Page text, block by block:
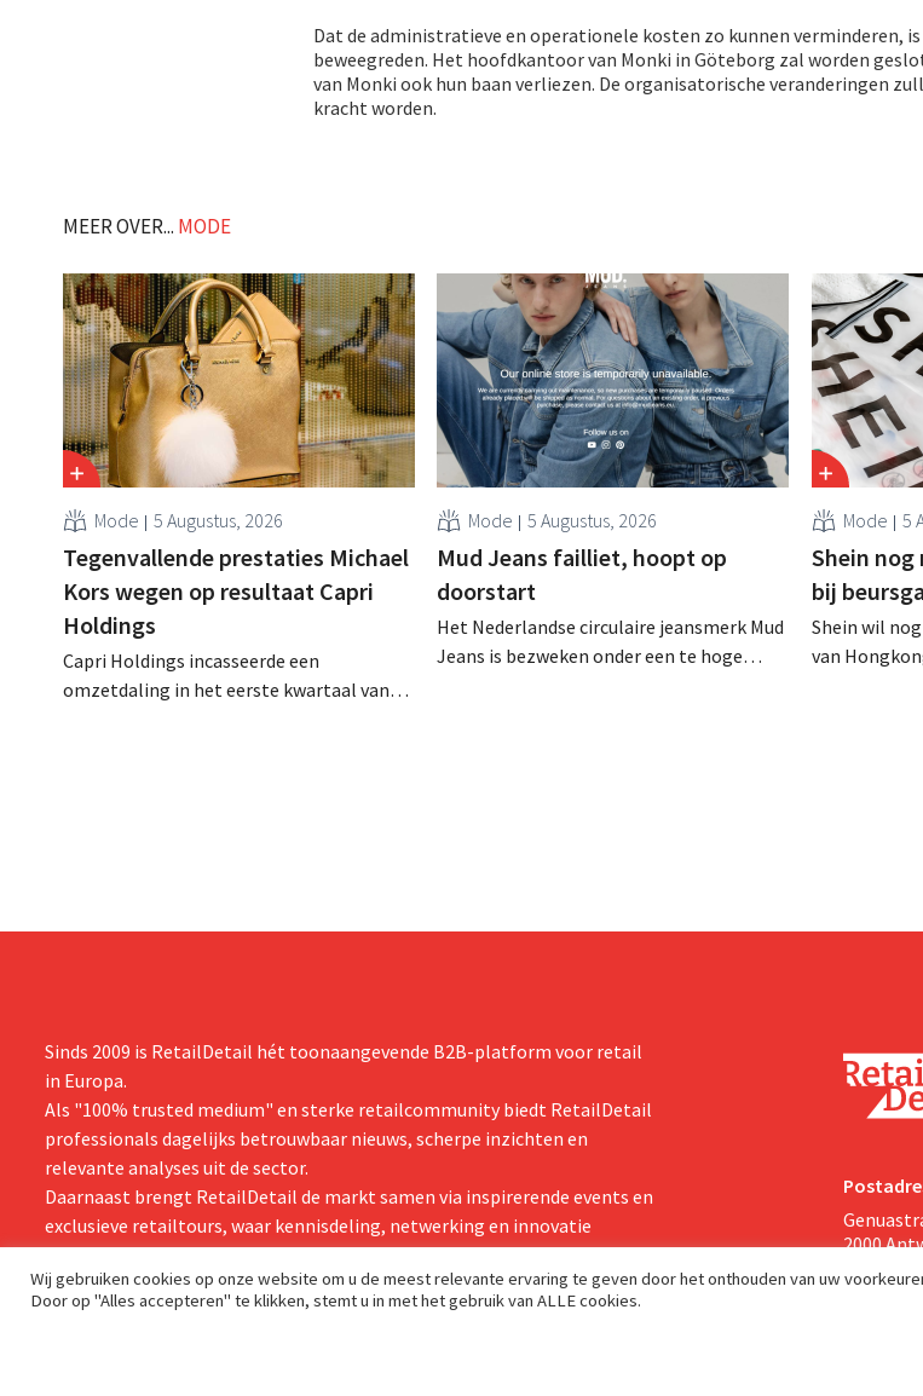
Dat de administratieve en operationele kosten zo kunnen verminderen,
beweegreden. Het hoofdkantoor van Monki in Göteborg zal worden
van Monki ook hun baan verliezen. De organisatorische veranderingen
kracht worden.
MEER OVER... MODE
Mode 5 Augustus, 2026
Tegenvallende prestaties Michael
Kors wegen op resultaat Capri
Holdings
Capri Holdings incasseerde een
omzetdaling in het eerste kwartaal van
Mode 5 Augustus, 2026
Mud Jeans failliet, hoopt op
doorstart
Het Nederlandse circulaire jeansmerk Mud
Jeans is bezweken onder een te hoge
Mode 5
Shein nog
bij
Shein wil
van
Sinds 2009 is RetailDetail hét toonaangevende B2B-platform voor retail
in Europa.
Als "100% trusted medium" en sterke retailcommunity biedt RetailDetail
professionals dagelijks betrouwbaar nieuws, scherpe inzichten en
relevante analyses uit de sector.
Daarnaast brengt RetailDetail de markt samen via inspirerende events en
exclusieve retailtours, waar kennisdeling, netwerking en innovatie
centraal staan.
2000
Wij gebruiken cookies op onze website om u de meest relevante ervaring te geven door het onthouden van uw
Door op "Alles accepteren" te klikken, stemt u in met het gebruik van ALLE cookies.